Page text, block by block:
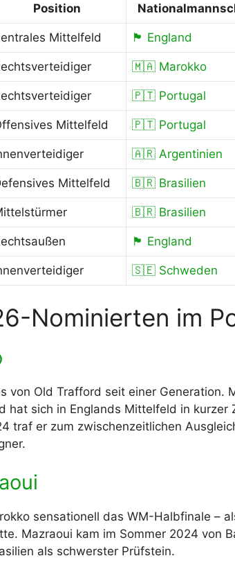
Position
Mittelfeld 🏴󠁧󠁢󠁥󠁮󠁧󠁿 England
🇲🇦 Marokko
🇵🇹 Portugal
Mittelfeld 🇵🇹 Portugal
🇦🇷 Argentinien
Mittelfeld 🇧🇷 Brasilien
🇧🇷 Brasilien
🏴󠁧󠁢󠁥󠁮󠁧󠁿 England
🇸🇪 Schweden
Nominierten im
von Old Trafford seit einer Generation.
hat sich in Englands Mittelfeld in kurzer
traf er zum zwischenzeitlichen
sensationell das WM-Halbfinale –
Mazraoui kam im Sommer 2024 von
als schwerster Prüfstein.